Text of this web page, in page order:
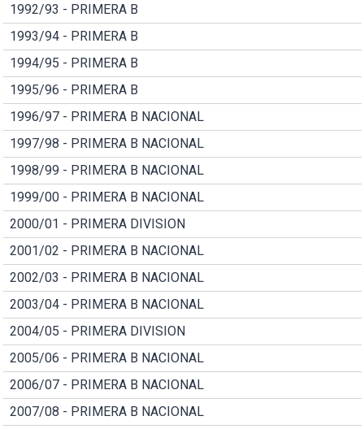
1992/93 - PRIMERA B
1993/94 - PRIMERA B
1994/95 - PRIMERA B
1995/96 - PRIMERA B
1996/97 - PRIMERA B NACIONAL
1997/98 - PRIMERA B NACIONAL
1998/99 - PRIMERA B NACIONAL
1999/00 - PRIMERA B NACIONAL
2000/01 - PRIMERA DIVISION
2001/02 - PRIMERA B NACIONAL
2002/03 - PRIMERA B NACIONAL
2003/04 - PRIMERA B NACIONAL
2004/05 - PRIMERA DIVISION
2005/06 - PRIMERA B NACIONAL
2006/07 - PRIMERA B NACIONAL
2007/08 - PRIMERA B NACIONAL